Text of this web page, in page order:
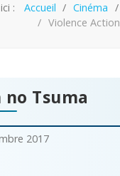
: Accueil Cinéma
Violence Action
Tsuma
2017